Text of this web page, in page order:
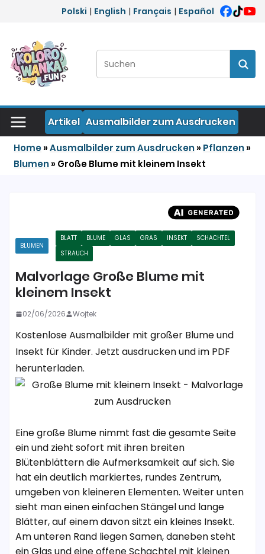
Zum Inhalt springen
Polski | English | Français | Español
Suchen:
Artikel Ausmalbilder zum Ausdrucken
Home»Ausmalbilder zum Ausdrucken» Pflanzen»
Blumen» Große Blume mit kleinem Insekt
BLUMEN
BLATT BLUME GLAS GRAS INSEKT
SCHACHTEL
STRAUCH
Malvorlage Große Blume mit
kleinem Insekt
02/06/2026 Wojtek
Kostenlose Ausmalbilder mit großer Blume und
Insekt für Kinder. Jetzt ausdrucken und im PDF
herunterladen.
Eine große Blume nimmt fast die gesamte Seite
ein und zieht sofort mit ihren breiten
Blütenblättern die Aufmerksamkeit auf sich. Sie
hat ein deutlich markiertes, rundes Zentrum,
umgeben von kleineren Elementen. Weiter unten
sieht man einen einfachen Stängel und lange
Blätter, auf einem davon sitzt ein kleines Insekt.
Am unteren Rand liegen Samen, daneben steht